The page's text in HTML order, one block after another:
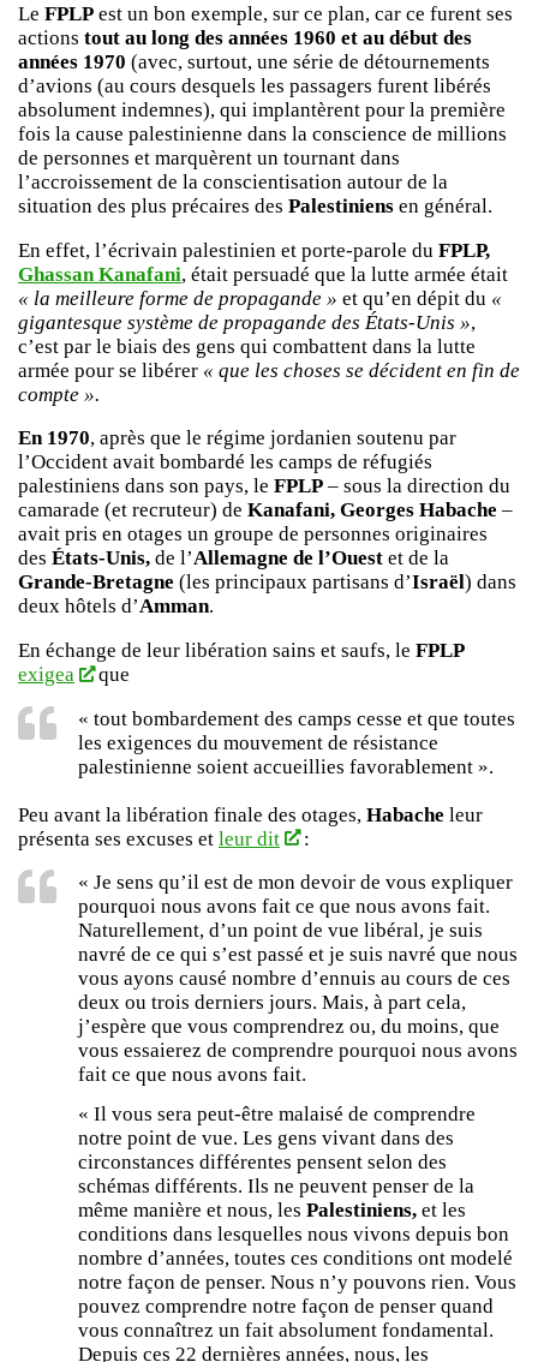
Le FPLP est un bon exemple, sur ce plan, car ce furent ses
actions tout au long des années 1960 et au début des
années 1970 (avec, surtout, une série de détournements
d’avions (au cours desquels les passagers furent libérés
absolument indemnes), qui implantèrent pour la première
fois la cause palestinienne dans la conscience de millions
de personnes et marquèrent un tournant dans
l’accroissement de la conscientisation autour de la
situation des plus précaires des Palestiniens en général.
En effet, l’écrivain palestinien et porte-parole du FPLP,
Ghassan Kanafani, était persuadé que la lutte armée était
« la meilleure forme de propagande » et qu’en dépit du «
gigantesque système de propagande des États-Unis »,
c’est par le biais des gens qui combattent dans la lutte
armée pour se libérer « que les choses se décident en fin de
compte ».
En 1970, après que le régime jordanien soutenu par
l’Occident avait bombardé les camps de réfugiés
palestiniens dans son pays, le FPLP – sous la direction du
camarade (et recruteur) de Kanafani, Georges Habache –
avait pris en otages un groupe de personnes originaires
des États-Unis, de l’Allemagne de l’Ouest et de la
Grande-Bretagne (les principaux partisans d’Israël) dans
deux hôtels d’Amman.
En échange de leur libération sains et saufs, le FPLP
exigea
que
« tout bombardement des camps cesse et que toutes
les exigences du mouvement de résistance
palestinienne soient accueillies favorablement ».
Peu avant la libération finale des otages, Habache leur
présenta ses excuses et leur dit
:
« Je sens qu’il est de mon devoir de vous expliquer
pourquoi nous avons fait ce que nous avons fait.
Naturellement, d’un point de vue libéral, je suis
navré de ce qui s’est passé et je suis navré que nous
vous ayons causé nombre d’ennuis au cours de ces
deux ou trois derniers jours. Mais, à part cela,
j’espère que vous comprendrez ou, du moins, que
vous essaierez de comprendre pourquoi nous avons
fait ce que nous avons fait.
« Il vous sera peut-être malaisé de comprendre
notre point de vue. Les gens vivant dans des
circonstances différentes pensent selon des
schémas différents. Ils ne peuvent penser de la
même manière et nous, les Palestiniens, et les
conditions dans lesquelles nous vivons depuis bon
nombre d’années, toutes ces conditions ont modelé
notre façon de penser. Nous n’y pouvons rien. Vous
pouvez comprendre notre façon de penser quand
vous connaîtrez un fait absolument fondamental.
Depuis ces 22 dernières années, nous, les